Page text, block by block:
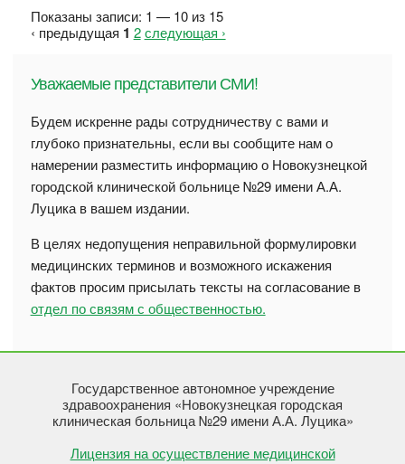
Показаны записи: 1 — 10 из 15
‹ предыдущая 1 2 следующая ›
Уважаемые представители СМИ!
Будем искренне рады сотрудничеству с вами и
глубоко признательны, если вы сообщите нам о
намерении разместить информацию о Новокузнецкой
городской клинической больнице №29 имени А.А.
Луцика в вашем издании.
В целях недопущения неправильной формулировки
медицинских терминов и возможного искажения
фактов просим присылать тексты на согласование в
отдел по связям с общественностью.
Государственное автономное учреждение
здравоохранения «Новокузнецкая городская
клиническая больница №29 имени А.А. Луцика»
Лицензия на осуществление медицинской